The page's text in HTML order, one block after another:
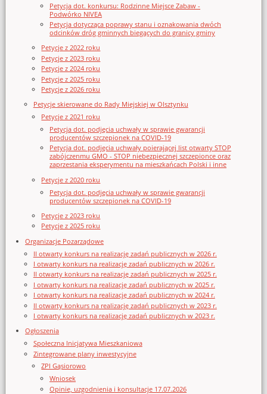
Petycja dot. konkursu: Rodzinne Miejsce Zabaw -
Podwórko NIVEA
Petycja dotycząca poprawy stanu i oznakowania dwóch
odcinków dróg gminnych biegących do granicy gminy
Petycje z 2022 roku
Petycje z 2023 roku
Petycje z 2024 roku
Petycje z 2025 roku
Petycje z 2026 roku
Petycje skierowane do Rady Miejskiej w Olsztynku
Petycje z 2021 roku
Petycja dot. podjęcia uchwały w sprawie gwarancji
producentów szczepionek na COVID-19
Petycja dot. podjęcia uchwały poierającej list otwarty STOP
zabójczenmu GMO - STOP niebezpiecznej szczepionce oraz
zaprzestania eksperymentu na mieszkańcach Polski i inne
Petycje z 2020 roku
Petycja dot. podjęcia uchwały w sprawie gwarancji
producentów szczepionek na COVID-19
Petycje z 2023 roku
Petycje z 2025 roku
Organizacje Pozarządowe
II otwarty konkurs na realizację zadań publicznych w 2026 r.
I otwarty konkurs na realizację zadań publicznych w 2026 r.
II otwarty konkurs na realizację zadań publicznych w 2025 r.
I otwarty konkurs na realizację zadań publicznych w 2025 r.
I otwarty konkurs na realizację zadań publicznych w 2024 r.
II otwarty konkurs na realizację zadań publicznych w 2023 r.
I otwarty konkurs na realizację zadań publicznych w 2023 r.
Ogłoszenia
Społeczna Inicjatywa Mieszkaniowa
Zintegrowane plany inwestycyjne
ZPI Gąsiorowo
Wniosek
Opinie, uzgodnienia i konsultacje 17.07.2026